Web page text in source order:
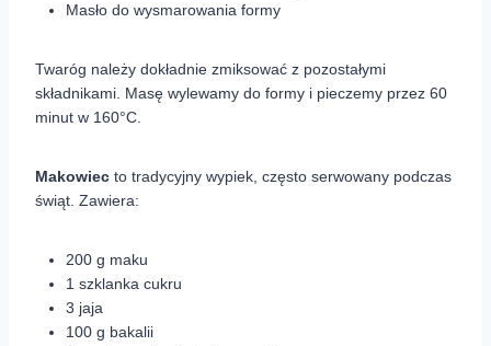
Masło do wysmarowania formy
Twaróg należy dokładnie zmiksować z pozostałymi
składnikami. Masę wylewamy do formy i pieczemy przez 60
minut w 160°C.
Makowiec to tradycyjny wypiek, często serwowany podczas
świąt. Zawiera:
200 g maku
1 szklanka cukru
3 jaja
100 g bakalii